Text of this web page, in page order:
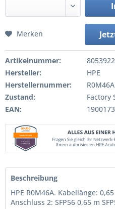
Merken
Artikelnummer:
Hersteller:
HPE
Herstellernummer:
R0M46A
Zustand:
Factory
EAN:
Beschreibung
HPE R0M46A. Kabellänge:
Anschluss 2: SFP56 0,65 m